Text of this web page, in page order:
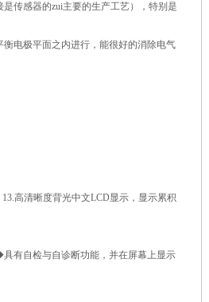
传感器的zui主要的生产工艺），特别是
电极平面之内进行，能很好的消除电气
高清晰度背光中文LCD显示，显示累积
有自检与自诊断功能，并在屏幕上显示